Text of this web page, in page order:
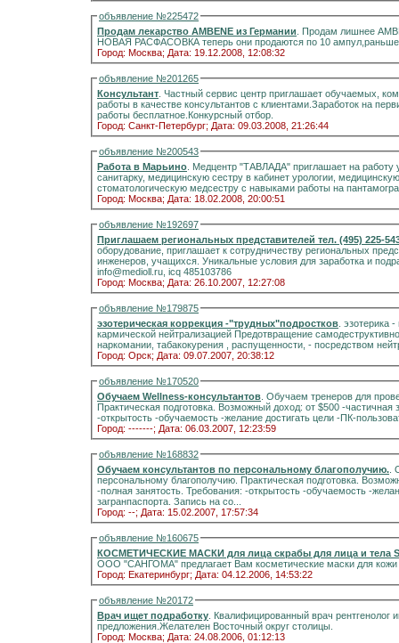
объявление №225472
Продам лекарство AMBENE из Германии . Продам лишнее
Город: Москва; Дата: 19.12.2008, 12:08:32
объявление №201265
Консультант
работы в качестве консультантов с клиентами.Заработок на
работы бесплатное.Конкурсный отбор.
Город: Санкт-Петербург; Дата: 09.03.2008, 21:26:44
объявление №200543
Работа в Марьино . Медцентр "ТАВЛАДА" приглашает на работу
санитарку, медицинскую сестру в кабинет урологии,
стоматологическую медсестру с навыками работы на
Город: Москва; Дата: 18.02.2008, 20:00:51
объявление №192697
Приглашаем региональных представителей тел. (495) 225-
оборудование, приглашает к сотрудничеству региональных
инженеров, учащихся. Уникальные условия для заработка и
info@medioll.ru, icq 485103786
Город: Москва; Дата: 26.10.2007, 12:27:08
объявление №179875
эзотерическая коррекция -"трудных"подростков
кармической нейтрализацией Предотвращение самодеструктивного поведения - детей и подростков : - алкоголизма,
Город: Орск; Дата: 09.07.2007, 20:38:12
объявление №170520
Обучаем Wellness-консультантов . Обучаем тренеров для
Практическая подготовка. Возможный доход: от $500 -частичная
-открытость -
Город: -------; Дата: 06.03.2007, 12:23:59
объявление №168832
Обучаем консультантов по персональному благополучию. .
персональному благополучию. Практическая подготовка.
-полная занятость. Требования: -открытость -обучаемость -желание достигать цели -
загранпаспорта. Запись на со...
Город: --; Дата: 15.02.2007, 17:57:34
объявление №160675
КОСМЕТИЧЕСКИЕ МАСКИ для лица скрабы для лица и тела
ООО "САНГОМА" предлагает Вам косметические маски для кожи
Город: Екатеринбург; Дата: 04.12.2006, 14:53:22
объявление №20172
Врач ищет подработку . Квалифицированный врач
предложения.Желателен Восточный округ столицы.
Город: Москва; Дата: 24.08.2006, 01:12:13